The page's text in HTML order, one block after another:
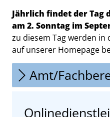
Jährlich findet der Tag
am 2. Sonntag im
zu diesem Tag werden
auf unserer Homepage
Amt/